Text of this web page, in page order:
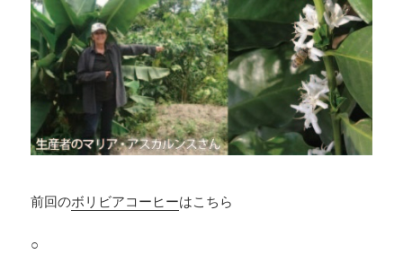
前回のボリビアコーヒーはこちら
○